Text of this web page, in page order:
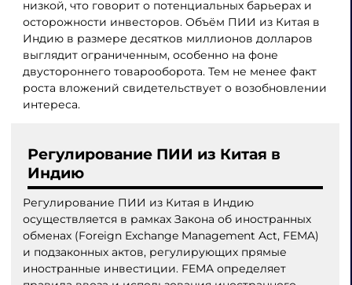
низкой, что говорит о потенциальных барьерах и
осторожности инвесторов. Объём ПИИ из Китая в
Индию в размере десятков миллионов долларов
выглядит ограниченным, особенно на фоне
двустороннего товарооборота. Тем не менее факт
роста вложений свидетельствует о возобновлении
интереса.
Регулирование ПИИ из Китая в
Индию
Регулирование ПИИ из Китая в Индию
осуществляется в рамках Закона об иностранных
обменах (Foreign Exchange Management Act, FEMA)
и подзаконных актов, регулирующих прямые
иностранные инвестиции. FEMA определяет